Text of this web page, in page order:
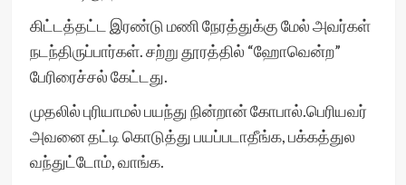
கிட்டத்தட்ட இரண்டு மணி நேரத்துக்கு மேல் அவர்கள்
நடந்திருப்பார்கள். சற்று தூரத்தில் “ஹோவென்ற”
பேரிரைச்சல் கேட்டது.
முதலில் புரியாமல் பயந்து நின்றான் கோபால்.பெரியவர்
அவனை தட்டி கொடுத்து பயப்படாதீங்க, பக்கத்துல
வந்துட்டோம், வாங்க.